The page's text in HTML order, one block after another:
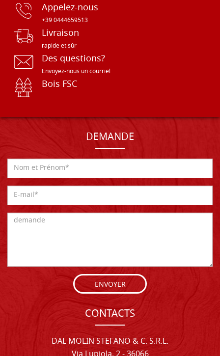
Appelez-nous
+39 0444659513
Livraison
rapide et sûr
Des questions?
Envoyez-nous un courriel
Bois FSC
DEMANDE
ENVOYER
CONTACTS
DAL MOLIN STEFANO & C. S.R.L.